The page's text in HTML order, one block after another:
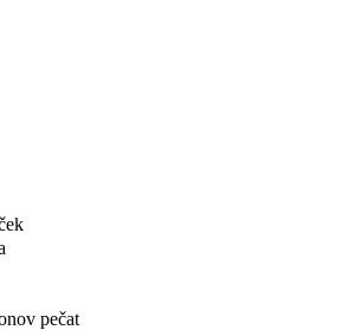
pečat